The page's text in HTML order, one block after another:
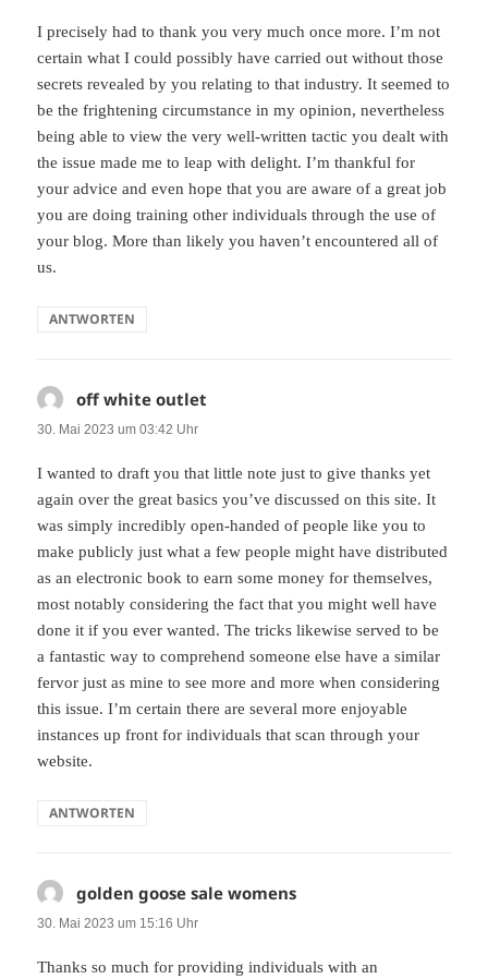
I precisely had to thank you very much once more. I’m not
certain what I could possibly have carried out without those
secrets revealed by you relating to that industry. It seemed to
be the frightening circumstance in my opinion, nevertheless
being able to view the very well-written tactic you dealt with
the issue made me to leap with delight. I’m thankful for
your advice and even hope that you are aware of a great job
you are doing training other individuals through the use of
your blog. More than likely you haven’t encountered all of
us.
ANTWORTEN
off white outlet
30. Mai 2023 um 03:42 Uhr
I wanted to draft you that little note just to give thanks yet
again over the great basics you’ve discussed on this site. It
was simply incredibly open-handed of people like you to
make publicly just what a few people might have distributed
as an electronic book to earn some money for themselves,
most notably considering the fact that you might well have
done it if you ever wanted. The tricks likewise served to be
a fantastic way to comprehend someone else have a similar
fervor just as mine to see more and more when considering
this issue. I’m certain there are several more enjoyable
instances up front for individuals that scan through your
website.
ANTWORTEN
golden goose sale womens
30. Mai 2023 um 15:16 Uhr
Thanks so much for providing individuals with an